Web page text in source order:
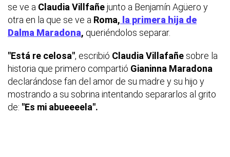
se ve a Claudia Villfañejunto a Benjamín Agüero y
otra en la que se ve a Roma, la primera hija de
Dalma Maradona, queriéndolos separar.
"Está re celosa", escribió Claudia Villafañe sobre la
historia que primero compartió Gianinna Maradona
declarándose fan del amor de su madre y su hijo y
mostrando a su sobrina intentando separarlos al grito
de: "Es mi abueeeela".